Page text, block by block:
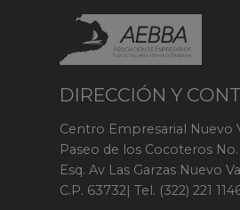
DIRECCIÓN Y
Centro Empresarial Nuevo
Paseo de los Cocoteros No.
Esq. Av Las Garzas Nuevo
C.P. 63732| Tel. (322) 221